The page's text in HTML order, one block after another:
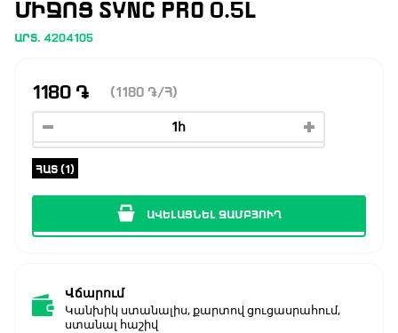
ԻՋՈՑ SYNC PRO 0.5Լ
ԱՐՏ. 4204105
1180 ֏ (1180 ֏ /Հ)
ՀԱՏ (1)
ԱՎԵԼԱՑՆԵԼ ԶԱՄԲՅՈՒՂ
Վճարում
Կանխիկ ստանալիս, քարտով ցուցասրահում,
ստանալ հաշիվ